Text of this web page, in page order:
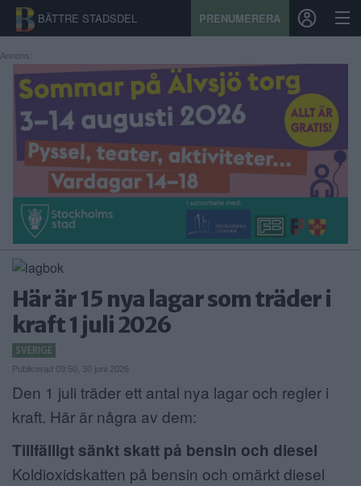
BÄTTRE STADSDEL PRENUMERERA
START
STADSDEL
PRENUMERATION
SPORT
ÅSIKTER
KALENDER
KONTAKT
SAMARBETEN
ANNONSERA
NÄRINGSLIV
MER
Annons:
Här är 15 nya lagar som träder i
kraft 1 juli 2026
SVERIGE
Publicerad 09:50, 30 juni 2026
Den 1 juli träder ett antal nya lagar och regler i
kraft. Här är några av dem:
Tillfälligt sänkt skatt på bensin och diesel
Koldioxidskatten på bensin och omärkt diesel